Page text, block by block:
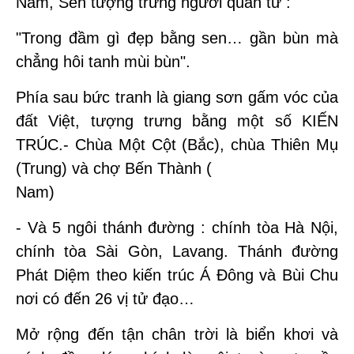
"Trong đầm gì đẹp bằng sen… gần bùn mà
chẳng hôi tanh mùi bùn".
Phía sau bức tranh là giang sơn gấm vóc của
đất Việt, tượng trưng bằng một số KIẾN
TRÚC.- Chùa Một Cột (Bắc), chùa Thiên Mụ
(Trung) và chợ Bến Thành (
Nam)
- Và 5 ngôi thánh đường : chính tòa Hà Nội,
chính tòa Sài Gòn, Lavang. Thánh đường
Phát Diệm theo kiến trúc Á Đông và Bùi Chu
nơi có đến 26 vị tử đạo…
Mở rộng đến tận chân trời là biển khơi và